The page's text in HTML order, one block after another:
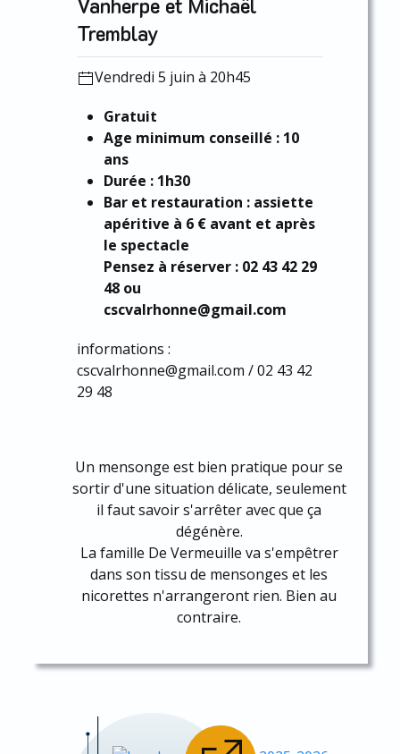
Vanherpe et Michaël
Tremblay
Vendredi 5 juin à 20h45
Gratuit
Age minimum conseillé : 10
ans
Durée : 1h30
Bar et restauration : assiette
apéritive à 6 € avant et après
le spectacle
Pensez à réserver : 02 43 42 29
48 ou
cscvalrhonne@gmail.com
informations :
cscvalrhonne@gmail.com / 02 43 42
29 48
Un mensonge est bien pratique pour se
sortir d'une situation délicate, seulement
il faut savoir s'arrêter avec que ça
dégénère.
La famille De Vermeuille va s'empêtrer
dans son tissu de mensonges et les
nicorettes n'arrangeront rien. Bien au
contraire.